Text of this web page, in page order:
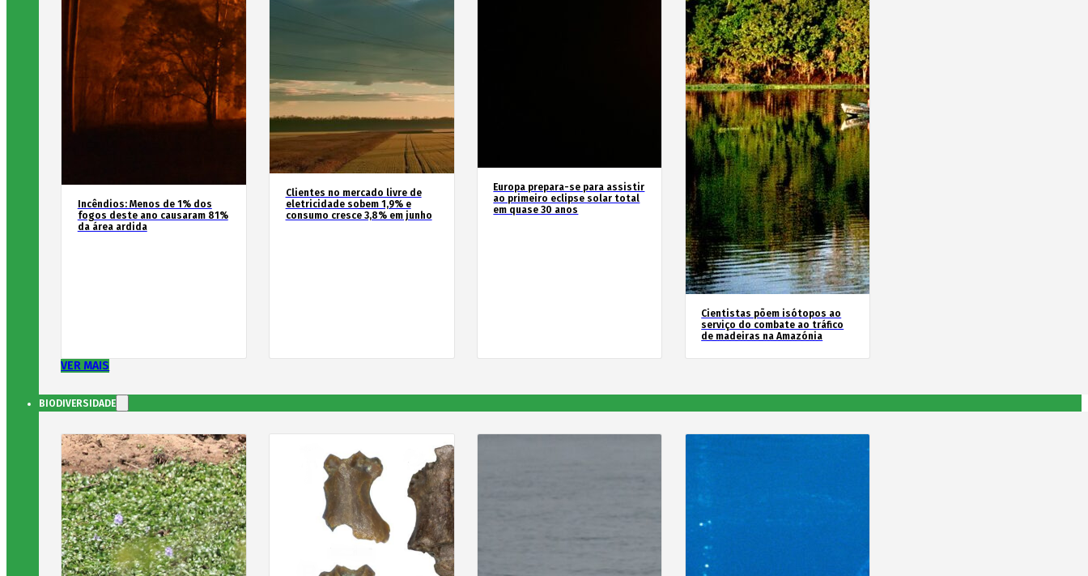
Incêndios: Menos de 1% dos
fogos deste ano causaram 81%
da área ardida
Clientes no mercado livre de
eletricidade sobem 1,9% e
consumo cresce 3,8% em junho
Europa prepara-se para assistir
ao primeiro eclipse solar total
em quase 30 anos
Cientistas põem isótopos ao
serviço do combate ao tráfico
de madeiras na Amazónia
VER MAIS
BIODIVERSIDADE